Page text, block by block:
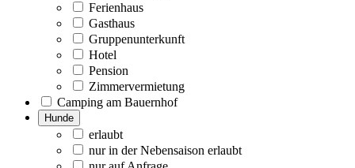
Ferienhaus
Gasthaus
Gruppenunterkunft
Hotel
Pension
Zimmervermietung
Camping am Bauernhof
Hunde
erlaubt
nur in der Nebensaison erlaubt